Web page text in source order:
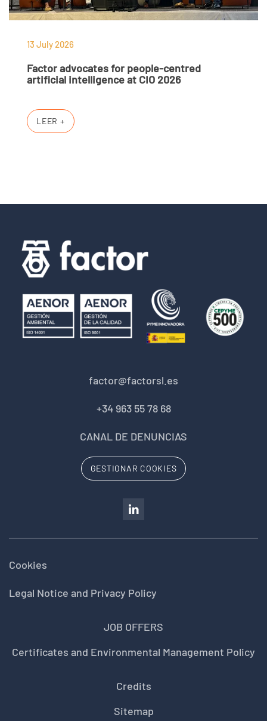
13 July 2026
Factor advocates for people-centred
artificial intelligence at CIO 2026
LEER +
factor@factorsl.es
+34 963 55 78 68
CANAL DE DENUNCIAS
GESTIONAR COOKIES
Cookies
Legal Notice and Privacy Policy
JOB OFFERS
Certificates and Environmental Management Policy
Credits
Sitemap